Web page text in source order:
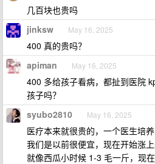
几百块也贵吗
jinksw May 16, 2025
400 真的贵吗？
apiman May 16, 2025
400 多给孩子看病，都扯到医院
孩子吗？
syubo2810 May 16, 2025
医疗本来就很贵的，一个医生培
我们是以前很便宜，现在开始涨
就像西瓜小时候 1-3 毛一斤，现